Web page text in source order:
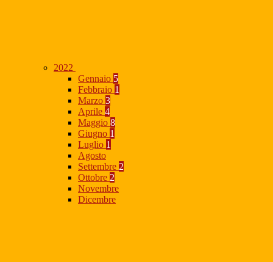
2022
Gennaio 5
Febbraio 1
Marzo 3
Aprile 4
Maggio 8
Giugno 1
Luglio 1
Agosto
Settembre 2
Ottobre 2
Novembre
Dicembre